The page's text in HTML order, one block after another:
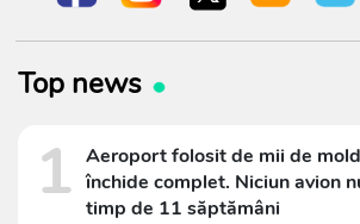
Top news
1 Aeroport folosit de mii de
închide complet. Niciun avion
timp de 11 săptămâni